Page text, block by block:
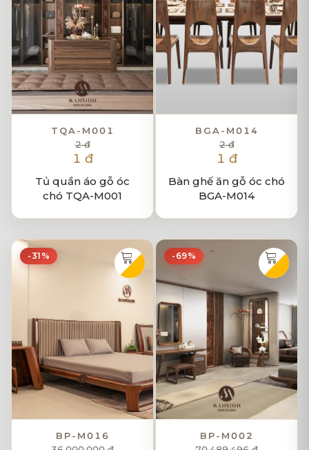
TQA-M001
2 đ
1 đ
Tủ quần áo gỗ óc
chó TQA-M001
BGA-M014
2 đ
1 đ
Bàn ghế ăn gỗ óc chó
BGA-M014
-31%
BP-M016
-69%
BP-M002